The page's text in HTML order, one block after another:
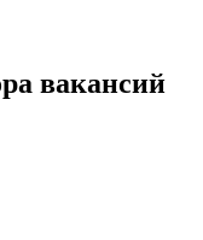
вакансий